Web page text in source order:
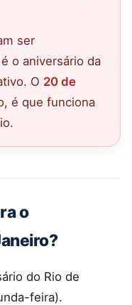
ser
é o aniversário da
O 20 de
é que funciona
o
do Rio de
feira).